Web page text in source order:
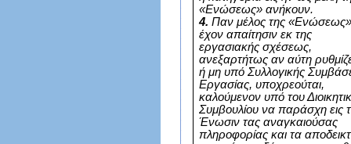
«Ενώσεως» ανήκουν.
4. Παν μέλος της
έχον απαίτησιν εκ της
εργασιακής σχέσεως,
ανεξαρτήτως αν αύτη
ή μη υπό Συλλογικής
Εργασίας, υποχρεούται,
καλούμενον υπό του
Συμβουλίου να παράσχη εις
Ένωσιν τας αναγκαιούσας
πληροφορίας και τα